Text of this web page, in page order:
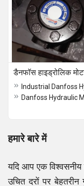
डैनफॉस हाइड्रोलिक
हमारे बारे में
यदि आप एक विश्वसनीय
उचित दरों पर बेहतरीन